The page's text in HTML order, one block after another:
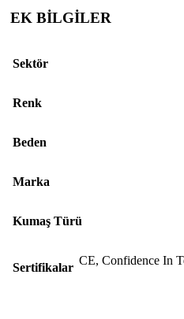
EK BİLGİLER
Sektör
Renk
Beden
Marka
Kumaş Türü
Sertifikalar
CE, Confidence In